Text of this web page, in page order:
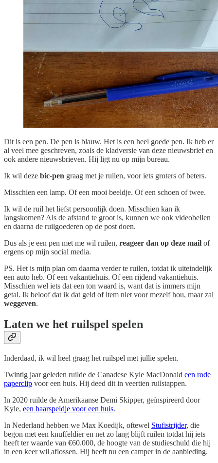
Dit is een pen. De pen is blauw. Het is een heel goede pen. Ik heb er
al veel mee geschreven, zoals de kladversie van deze nieuwsbrief en
ook andere nieuwsbrieven. Hij ligt nu op mijn bureau.
Ik wil deze bic-pen graag met je ruilen, voor iets groters of beters.
Misschien een lamp. Of een mooi beeldje. Of een schoen of twee.
Ik wil de ruil het liefst persoonlijk doen. Misschien kan ik
langskomen? Als de afstand te groot is, kunnen we ook videobellen
en daarna de ruilgoederen op de post doen.
Dus als je een pen met me wil ruilen, reageer dan op deze mail of
ergens op mijn social media.
PS. Het is mijn plan om daarna verder te ruilen, totdat ik uiteindelijk
een auto heb. Of een vakantiehuis. Of een rijdend vakantiehuis.
Misschien wel iets dat een ton waard is, want dat is immers mijn
getal. Ik beloof dat ik dat geld of item niet voor mezelf hou, maar zal
weggeven.
Laten we het ruilspel spelen
Inderdaad, ik wil heel graag het ruilspel met jullie spelen.
Twintig jaar geleden ruilde de Canadese Kyle MacDonald een rode
paperclip voor een huis. Hij deed dit in veertien ruilstappen.
In 2020 ruilde de Amerikaanse Demi Skipper, geïnspireerd door
Kyle, een haarspeldje voor een huis.
In Nederland hebben we Max Koedijk, oftewel Stufistrijder, die
begon met een knuffeldier en net zo lang blijft ruilen totdat hij iets
heeft ter waarde van €60.000, de hoogte van de studieschuld die hij
in een keer wil aflossen. Hij heeft nu een camper in de aanbieding.